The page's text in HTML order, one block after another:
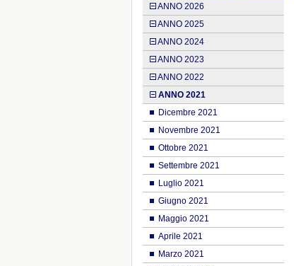
ANNO 2026
ANNO 2025
ANNO 2024
ANNO 2023
ANNO 2022
ANNO 2021
Dicembre 2021
Novembre 2021
Ottobre 2021
Settembre 2021
Luglio 2021
Giugno 2021
Maggio 2021
Aprile 2021
Marzo 2021